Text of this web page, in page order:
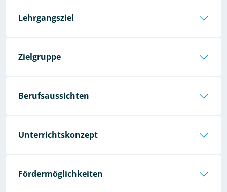
Lehrgangsziel
Zielgruppe
Berufsaussichten
Unterrichtskonzept
Fördermöglichkeiten